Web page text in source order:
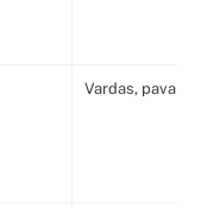
Vardas, pavardė,